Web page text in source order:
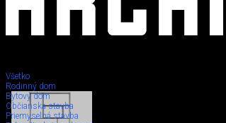
Všetko
Rodinný dom
Bytový dom
Občianska stavba
Priemyselná stavba